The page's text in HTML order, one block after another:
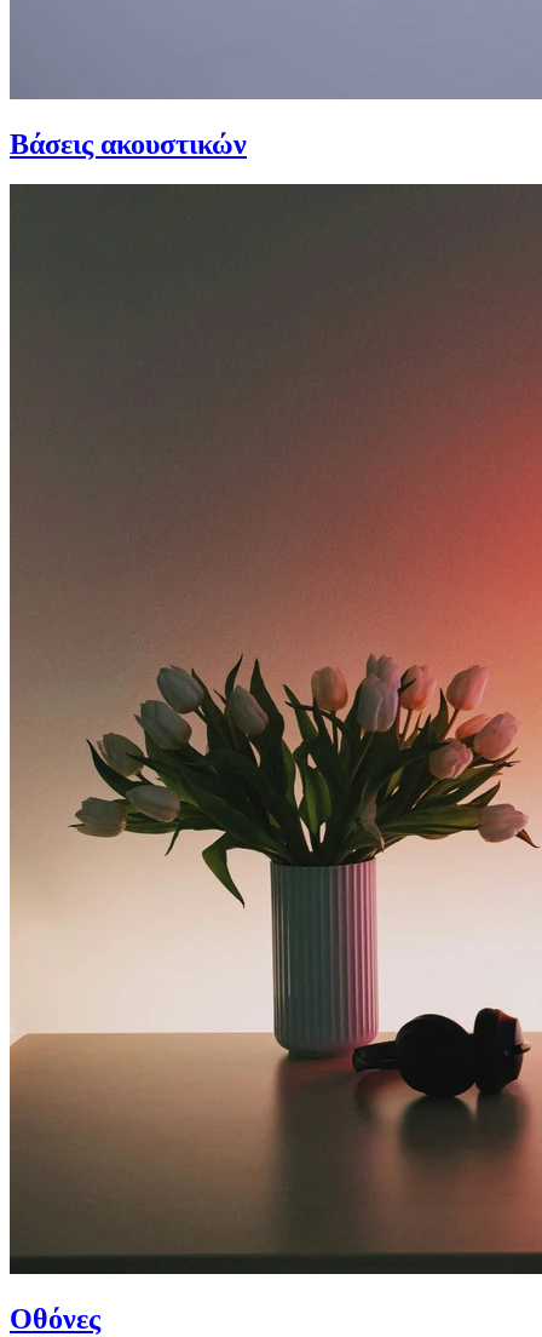
Βάσεις ακουστικών
Οθόνες